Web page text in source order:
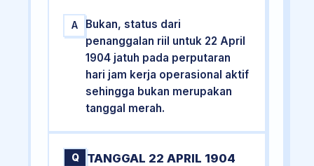
A
Bukan, status dari
penanggalan riil untuk 22 April
1904 jatuh pada perputaran
hari jam kerja operasional aktif
sehingga bukan merupakan
tanggal merah.
Q
TANGGAL 22 APRIL 1904